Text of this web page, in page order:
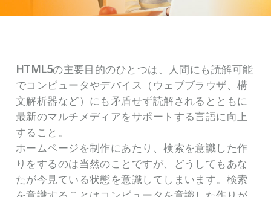
HTML5の主要目的のひとつは、人間にも読解可能
でコンピュータやデバイス（ウェブブラウザ、構
文解析器など）にも矛盾せず読解されるとともに
最新のマルチメディアをサポートする言語に向上
すること。
ホームページを制作にあたり、検索を意識した作
りをするのは当然のことですが、どうしてもあな
たが今見ている状態を意識してしまいます。検索